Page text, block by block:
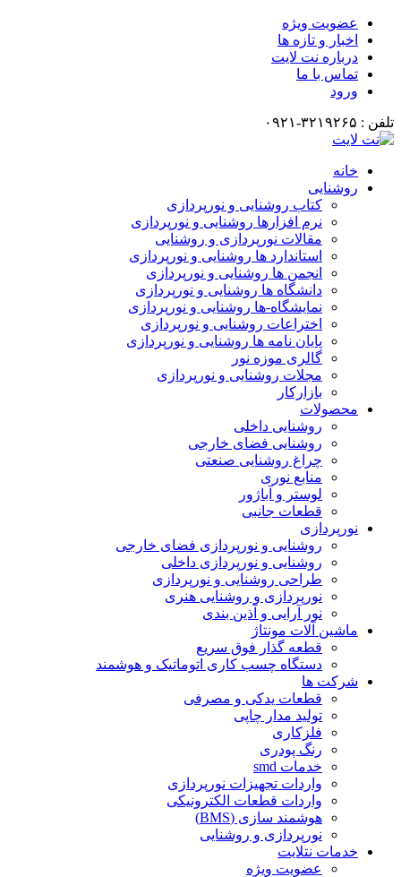
عضویت ویژه
اخبار و تازه ها
درباره نت لایت
تماس با ما
ورود
تلفن : ۳۲۱۹۲۶۵-۰۹۲۱
خانه
روشنایی
کتاب روشنایی و نورپردازی
نرم افزارها روشنایی و نورپردازی
مقالات نورپردازی و روشنایی
استاندارد ها روشنایی و نورپردازی
انجمن ها روشنایی و نورپردازی
دانشگاه ها روشنایی و نورپردازی
نمایشگاه-ها روشنایی و نورپردازی
اختراعات روشنایی و نورپردازی
پایان نامه ها روشنایی و نورپردازی
گالری موزه نور
مجلات روشنایی و نورپردازی
بازارکار
محصولات
روشنایی داخلی
روشنایی فضای خارجی
چراغ روشنایی صنعتی
منابع نوری
لوستر و آباژور
قطعات جانبی
نورپردازی
روشنایی و نورپردازی فضای خارجی
روشنایی و نورپردازی داخلی
طراحی روشنایی و نورپردازی
نورپردازی و روشنایی هنری
نور آرایی و آذین بندی
ماشین آلات مونتاژ
قطعه گذار فوق سریع
دستگاه چسب کاری اتوماتیک و هوشمند
شرکت ها
قطعات یدکی و مصرفی
تولید مدار چاپی
فلزکاری
رنگ پودری
خدمات smd
واردات تجهیزات نورپردازی
واردات قطعات الکترونیکی
هوشمند سازی (BMS)
نورپردازی و روشنایی
خدمات نتلایت
عضویت ویژه